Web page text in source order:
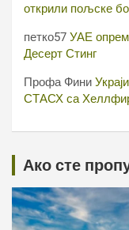
открили пољске
петко57 УАЕ
Десерт Стинг
Профа Фини
СТАСХ са
Ако сте